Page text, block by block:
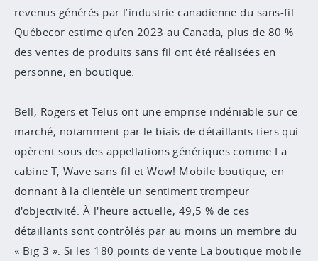
revenus générés par l’industrie canadienne du sans-fil.
Québecor estime qu’en 2023 au Canada, plus de 80 %
des ventes de produits sans fil ont été réalisées en
personne, en boutique.
Bell, Rogers et Telus ont une emprise indéniable sur ce
marché, notamment par le biais de détaillants tiers qui
opèrent sous des appellations génériques comme La
cabine T, Wave sans fil et Wow! Mobile boutique, en
donnant à la clientèle un sentiment trompeur
d'objectivité. À l'heure actuelle, 49,5 % de ces
détaillants sont contrôlés par au moins un membre du
« Big 3 ». Si les 180 points de vente La boutique mobile